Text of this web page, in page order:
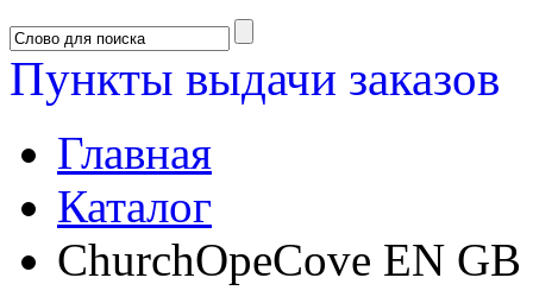
Пункты выдачи заказов
Главная
Каталог
ChurchOpeCove EN GB